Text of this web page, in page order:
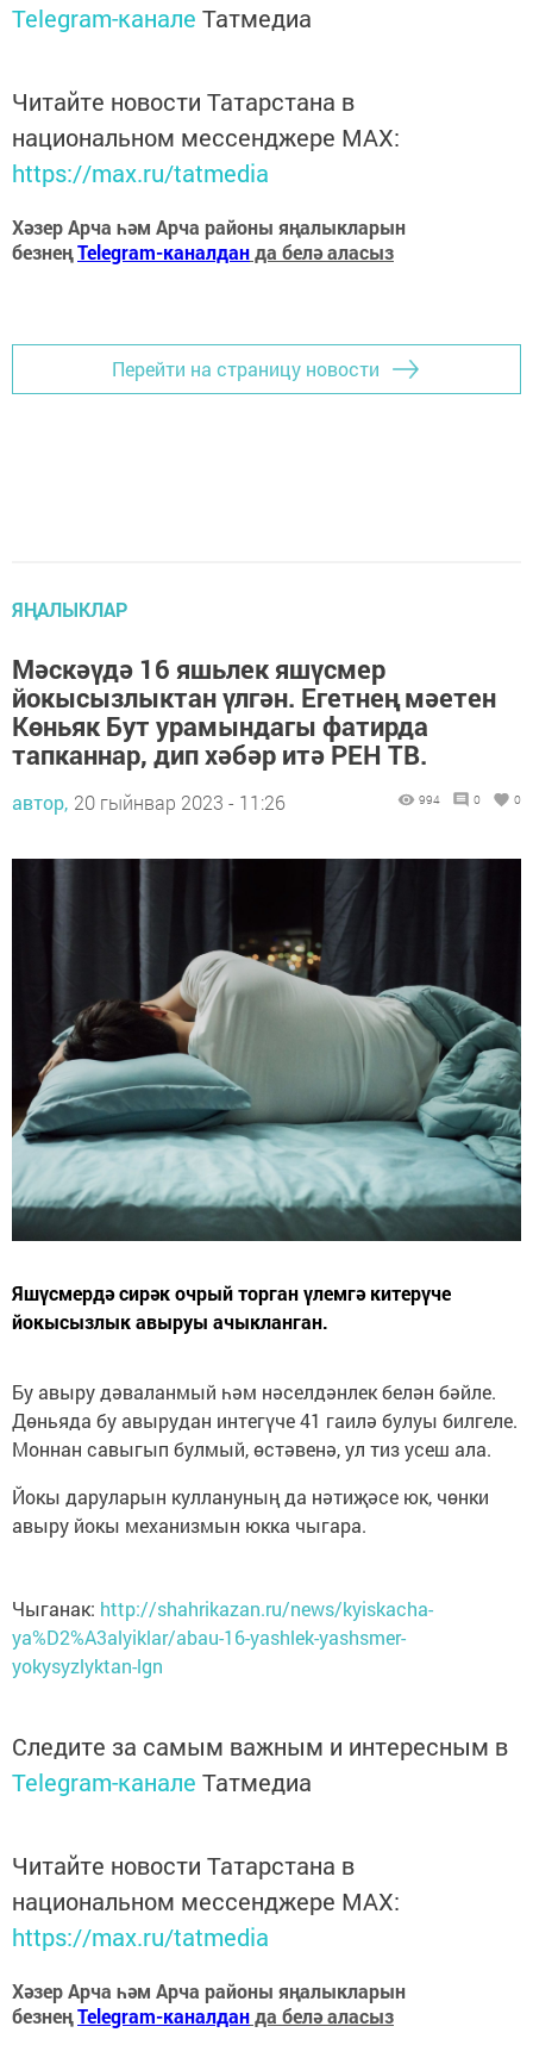
Telegram-канале Татмедиа
Читайте новости Татарстана в
национальном мессенджере MАХ:
https://max.ru/tatmedia
Хәзер Арча һәм Арча районы яңалыкларын
безнеңTelegram-каналданда белә аласыз
Перейти на страницу новости
ЯҢАЛЫКЛАР
Мәскәүдә 16 яшьлек яшүсмер
йокысызлыктан үлгән. Егетнең мәетен
Көньяк Бут урамындагы фатирда
тапканнар, дип хәбәр итә РЕН ТВ.
автор, 20 гыйнвар 2023 - 11:26 994 0 0
Яшүсмердә сирәк очрый торган үлемгә китерүче
йокысызлык авыруы ачыкланган.
Бу авыру дәваланмый һәм нәселдәнлек белән бәйле.
Дөньяда бу авырудан интегүче 41 гаилә булуы билгеле.
Моннан савыгып булмый, өстәвенә, ул тиз усеш ала.
Йокы даруларын куллануның да нәтиҗәсе юк, чөнки
авыру йокы механизмын юкка чыгара.
Чыганак: http://shahrikazan.ru/news/kyiskacha-
ya%D2%A3alyiklar/abau-16-yashlek-yashsmer-
yokysyzlyktan-lgn
Следите за самым важным и интересным в
Telegram-канале Татмедиа
Читайте новости Татарстана в
национальном мессенджере MАХ:
https://max.ru/tatmedia
Хәзер Арча һәм Арча районы яңалыкларын
безнеңTelegram-каналданда белә аласыз